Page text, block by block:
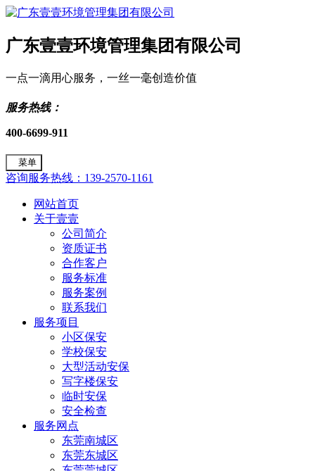
广东壹壹环境管理集团有限公司
一点一滴用心服务，一丝一毫创造价值
服务热线：
400-6699-911
菜单
咨询服务热线：139-2570-1161
网站首页
关于壹壹
公司简介
资质证书
合作客户
服务标准
服务案例
联系我们
服务项目
小区保安
学校保安
大型活动安保
写字楼保安
临时安保
安全检查
服务网点
东莞南城区
东莞东城区